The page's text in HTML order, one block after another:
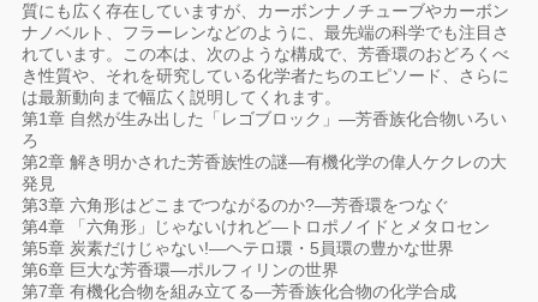
質にも広く存在していますが、カーボンナノチューブやカーボン
ナノベルト、フラーレンなどのように、最先端の科学でも注目さ
れています。この本は、次のような構成で、芳香環のおどろくべ
き性質や、それを研究している化学者たちのエピソード、さらに
は最新動向まで幅広く説明してくれます。
第1章 自然が生み出した「レゴブロック」―芳香族化合物いろい
ろ
第2章 解き明かされた芳香族性の謎―有機化学の偉人ケクレの大
発見
第3章 六角形はどこまでつながるのか?―芳香環をつなぐ
第4章 「六角形」じゃないけれど―トロポノイドとメタロセン
第5章 炭素だけじゃない!―ヘテロ環・5員環の豊かな世界
第6章 巨大な芳香環―ポルフィリンの世界
第7章 有機化合物を組み立てる―芳香族化合物の化学合成